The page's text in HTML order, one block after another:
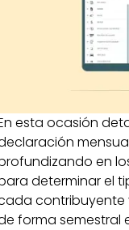
esta ocasión
en
determinar el
contribuyente
forma semestral